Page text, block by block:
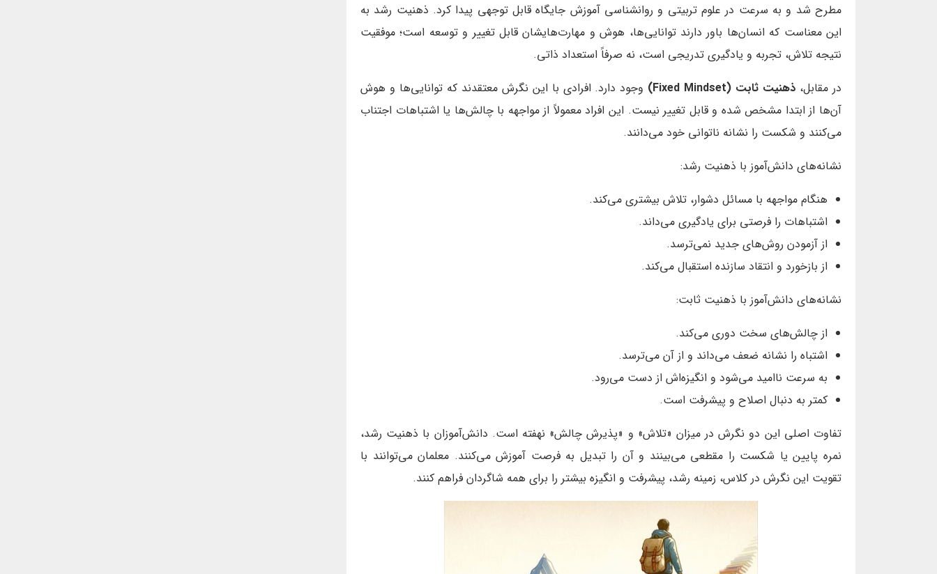
مطرح شد و به سرعت در علوم تربیتی و روانشناسی آموزش جایگاه قابل توجهی پیدا کرد. ذهنیت رشد به
این معناست که انسان‌ها باور دارند توانایی‌ها، هوش و مهارت‌هایشان قابل تغییر و توسعه است؛ موفقیت
نتیجه تلاش، تجربه و یادگیری تدریجی است، نه صرفاً استعداد ذاتی.
در مقابل، ذهنیت ثابت (Fixed Mindset)
وجود دارد. افرادی با این نگرش معتقدند که توانایی‌ها و هوش
آن‌ها از ابتدا مشخص شده و قابل تغییر نیست. این افراد معمولاً از مواجهه با چالش‌ها یا اشتباهات اجتناب
می‌کنند و شکست را نشانه ناتوانی خود می‌دانند.
نشانه‌های دانش‌آموز با ذهنیت رشد:
هنگام مواجهه با مسائل دشوار، تلاش بیشتری می‌کند.
اشتباهات را فرصتی برای یادگیری می‌داند.
از آزمودن روش‌های جدید نمی‌ترسد.
از بازخورد و انتقاد سازنده استقبال می‌کند.
نشانه‌های دانش‌آموز با ذهنیت ثابت:
از چالش‌های سخت دوری می‌کند.
اشتباه را نشانه ضعف می‌داند و از آن می‌ترسد.
به سرعت ناامید می‌شود و انگیزه‌اش از دست می‌رود.
کمتر به دنبال اصلاح و پیشرفت است.
تفاوت اصلی این دو نگرش در میزان «تلاش» و «پذیرش چالش» نهفته است. دانش‌آموزان با ذهنیت رشد،
نمره پایین یا شکست را مقطعی می‌بینند و آن را تبدیل به فرصت آموزش می‌کنند. معلمان می‌توانند با
تقویت این نگرش در کلاس، زمینه رشد، پیشرفت و انگیزه بیشتر را برای همه شاگردان فراهم کنند.